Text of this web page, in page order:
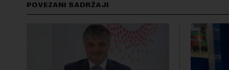
POVEZANI SADRŽAJI